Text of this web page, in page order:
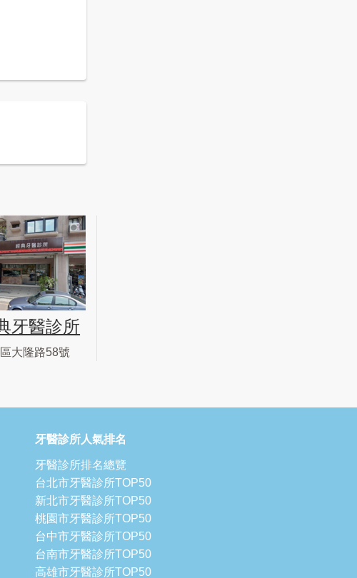
牙醫診所
大隆路58號
牙醫診所人氣排名
牙醫診所排名總覽
台北市牙醫診所TOP50
新北市牙醫診所TOP50
桃園市牙醫診所TOP50
台中市牙醫診所TOP50
台南市牙醫診所TOP50
高雄市牙醫診所TOP50